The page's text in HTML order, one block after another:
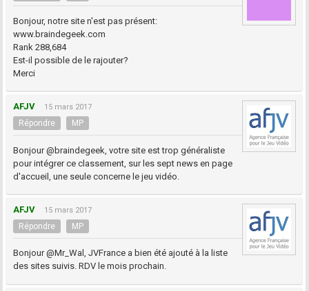
Bonjour, notre site n'est pas présent:
www.braindegeek.com
Rank 288,684
Est-il possible de le rajouter?
Merci
AFJV 15 mars 2017
Répondre MP
Bonjour @braindegeek, votre site est trop généraliste
pour intégrer ce classement, sur les sept news en page
d'accueil, une seule concerne le jeu vidéo.
AFJV 15 mars 2017
Répondre MP
Bonjour @Mr_Wal, JVFrance a bien été ajouté à la liste
des sites suivis. RDV le mois prochain.